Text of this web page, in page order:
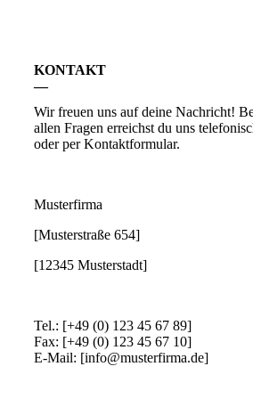
KONTAKT
—
Wir freuen uns auf deine Nachricht!
allen Fragen erreichst du uns
oder per Kontaktformular.
Musterfirma
[Musterstraße 654]
[12345 Musterstadt]
Tel.: [+49 (0) 123 45 67 89]
Fax: [+49 (0) 123 45 67 10]
E-Mail: [info@musterfirma.de]